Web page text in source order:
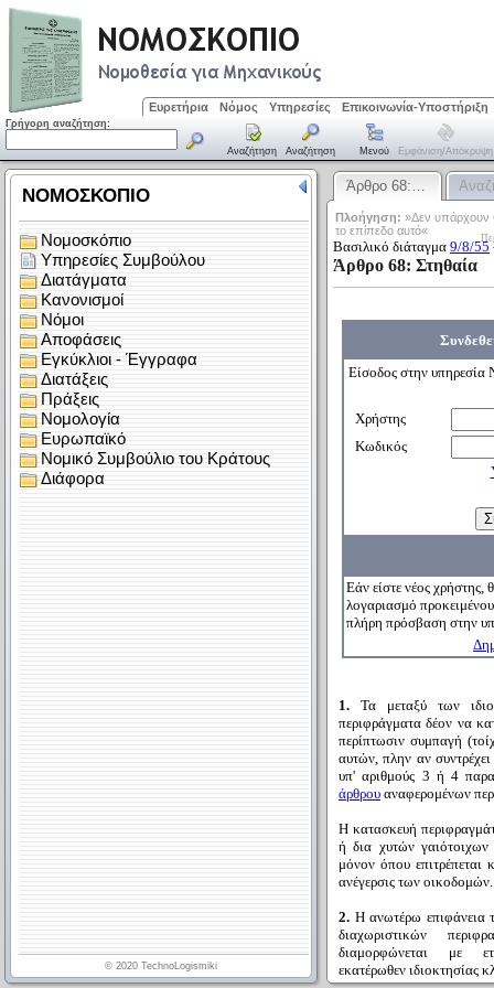
Ευρετήρια Νόμος Υπηρεσίες Επικοινωνία-Υποστήριξη
Γρήγορη αναζήτηση:
Αναζήτηση Αναζήτηση Μενού Εμφάνιση/απόκρυψη
Άρθρο 68:…